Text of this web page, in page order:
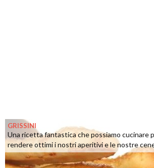
GRISSINI
Una ricetta fantastica che possiamo cucinare
rendere ottimi i nostri aperitivi e le nostre